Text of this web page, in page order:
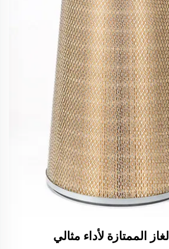
الممتازة لأداء مثالي